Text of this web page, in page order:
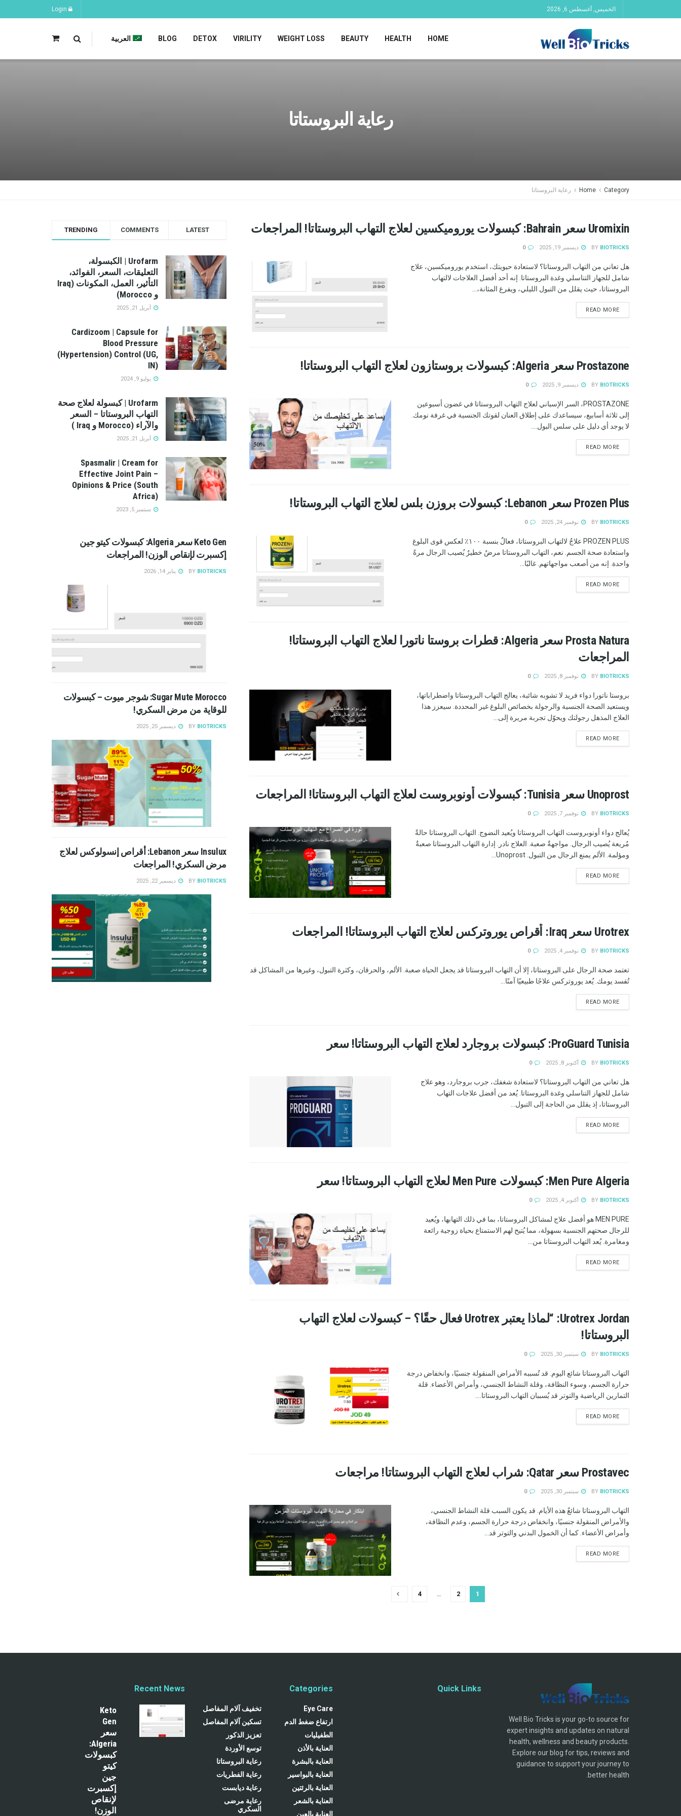
الخميس, أغسطس 6, 2026
HOME
HEALTH
BEAUTY
WEIGHT LOSS
VIRILITY
DETOX
BLOG العربية
رعاية البروستاتا
Home Category رعاية البروستاتا
Uromixin سعر Bahrain: كبسولات يوروميكسين لعلاج التهاب البروستاتا! المراجعات
BY BIOTRICKS ديسمبر 19, 2025 0
هل تعاني من التهاب البروستاتا؟ لاستعادة حيويتك، استخدم يوروميكسين، علاج
شامل للجهاز التناسلي وغدة البروستاتا. إنه أحد أفضل العلاجات لالتهاب
البروستاتا، حيث يقلل من التبول الليلي، ويفرغ المثانة،...
READ MORE
Prostazone سعر Algeria: كبسولات بروستازون لعلاج التهاب البروستاتا!
BY BIOTRICKS ديسمبر 9, 2025 0
PROSTAZONE، السر الإسباني لعلاج التهاب البروستاتا في غضون أسبوعين
إلى ثلاثة أسابيع، سيساعدك على إطلاق العنان لقوتك الجنسية في غرفة نومك.
لا يوجد أي دليل على سلس البول....
READ MORE
Prozen Plus سعر Lebanon: كبسولات بروزن بلس لعلاج التهاب البروستاتا!
BY BIOTRICKS نوفمبر 24, 2025 0
PROZEN PLUS علاجٌ لالتهاب البروستاتا، فعالٌ بنسبة ١٠٠٪ لعكس قوى البلوغ
واستعادة صحة الجسم. نعم، التهاب البروستاتا مرضٌ خطيرٌ يُصيب الرجال مرةً
واحدة. إنه من أصعب مواجهاتهم. غالبًا...
READ MORE
Prosta Natura سعر Algeria: قطرات بروستا ناتورا لعلاج التهاب البروستاتا!
المراجعات
BY BIOTRICKS نوفمبر 8, 2025 0
بروستا ناتورا دواء فريد لا تشوبه شائبة، يعالج التهاب البروستاتا واضطراباتها،
ويستعيد الصحة الجنسية والرجولة بخصائص البلوغ غير المحددة. سيعزز هذا
العلاج المذهل رجولتك ويحوّل تجربة مريرة إلى...
READ MORE
Unoprost سعر Tunisia: كبسولات أونوبروست لعلاج التهاب البروستاتا! المراجعات
BY BIOTRICKS نوفمبر 7, 2025 0
يُعالج دواء أونوبروست التهاب البروستاتا ويُعيد النضوج. التهاب البروستاتا حالةٌ
مُريعة يُصيب الرجال. مواجهةٌ صعبة. العلاج نادر. إدارة التهاب البروستاتا صعبةٌ
ومؤلمة. الألم يمنع الرجال من التبول. Unoprost...
READ MORE
Urotrex سعر Iraq: أقراص يوروتركس لعلاج التهاب البروستاتا! المراجعات
BY BIOTRICKS نوفمبر 4, 2025 0
تعتمد صحة الرجال على البروستاتا، إلا أن التهاب البروستاتا قد يجعل الحياة صعبة. الألم، والحرقان، وكثرة التبول، وغيرها من المشاكل قد
تُفسد يومك. يُعد يوروتركس علاجًا طبيعيًا آمنًا...
READ MORE
ProGuard Tunisia: كبسولات بروجارد لعلاج التهاب البروستاتا! سعر
BY BIOTRICKS أكتوبر 8, 2025 0
هل تعاني من التهاب البروستاتا؟ لاستعادة شغفك، جرب بروجارد، وهو علاج
شامل للجهاز التناسلي وغدة البروستاتا. يُعد من أفضل علاجات التهاب
البروستاتا، إذ يقلل من الحاجة إلى التبول...
READ MORE
Men Pure Algeria: كبسولات Men Pure لعلاج التهاب البروستاتا! سعر
BY BIOTRICKS أكتوبر 4, 2025 0
MEN PURE هو أفضل علاج لمشاكل البروستاتا، بما في ذلك التهابها، ويُعيد
للرجال صحتهم الجنسية بسهولة، مما يُتيح لهم الاستمتاع بحياة زوجية رائعة
ومغامرة. يُعد التهاب البروستاتا من...
READ MORE
Urotrex Jordan: “لماذا يعتبر Urotrex فعال حقًا؟ – كبسولات لعلاج التهاب
البروستاتا!
BY BIOTRICKS سبتمبر 30, 2025 0
التهاب البروستاتا شائع اليوم. قد تُسببه الأمراض المنقولة جنسيًا، وانخفاض درجة
حرارة الجسم، وسوء النظافة، وقلة النشاط الجنسي، وأمراض الأعضاء. قلة
التمارين الرياضية والتوتر قد يُسببان التهاب البروستاتا....
READ MORE
Prostavec سعر Qatar: شراب لعلاج التهاب البروستاتا! مراجعات
BY BIOTRICKS سبتمبر 30, 2025 0
التهاب البروستاتا شائعٌ هذه الأيام. قد يكون السبب قلة النشاط الجنسي،
والأمراض المنقولة جنسيًا، وانخفاض درجة حرارة الجسم، وعدم النظافة،
وأمراض الأعضاء. كما أن الخمول البدني والتوتر قد...
READ MORE
1
2
…
4
TRENDING COMMENTS LATEST
Urofarm | الكبسولة،
التعليقات، السعر، الفوائد،
التأثير، العمل، المكونات (Iraq
و Morocco)
أبريل 21, 2025
Cardizoom | Capsule for
Blood Pressure
(Hypertension) Control (UG,
IN)
يوليو 9, 2024
Urofarm | كبسولة لعلاج صحة
التهاب البروستاتا – السعر
والآراء (Morocco و Iraq )
أبريل 21, 2025
Spasmalir | Cream for
Effective Joint Pain –
Opinions & Price (South
Africa)
سبتمبر 5, 2023
Keto Gen سعر Algeria: كبسولات كيتو جين
إكسبرت لإنقاص الوزن! المراجعات
BY BIOTRICKS يناير 14, 2026
Sugar Mute Morocco: شوجر ميوت – كبسولات
للوقاية من مرض السكري!
BY BIOTRICKS ديسمبر 25, 2025
Insulux سعر Lebanon: أقراص إنسولوكس لعلاج
مرض السكري! المراجعات
BY BIOTRICKS ديسمبر 22, 2025
Well Bio Tricks is your go-to source for
expert insights and updates on natural
health, wellness and beauty products.
Explore our blog for tips, reviews and
guidance to support your journey to
better health.
Quick Links
Categories
Eye Care
ارتفاع ضغط الدم
الطفيليات
العناية بالأذن
العناية بالبشرة
العناية بالبواسير
العناية بالرئتين
العناية بالشعر
العناية بالعين
تخفيف آلام المفاصل
تسكين آلام المفاصل
تعزيز الذكور
توسع الأوردة
رعاية البروستاتا
رعاية الفطريات
رعاية ديابست
رعاية مرضى
السكري
Recent News
Keto
Gen
سعر
Algeria:
كبسولات
كيتو
جين
إكسبرت
لإنقاص
الوزن!